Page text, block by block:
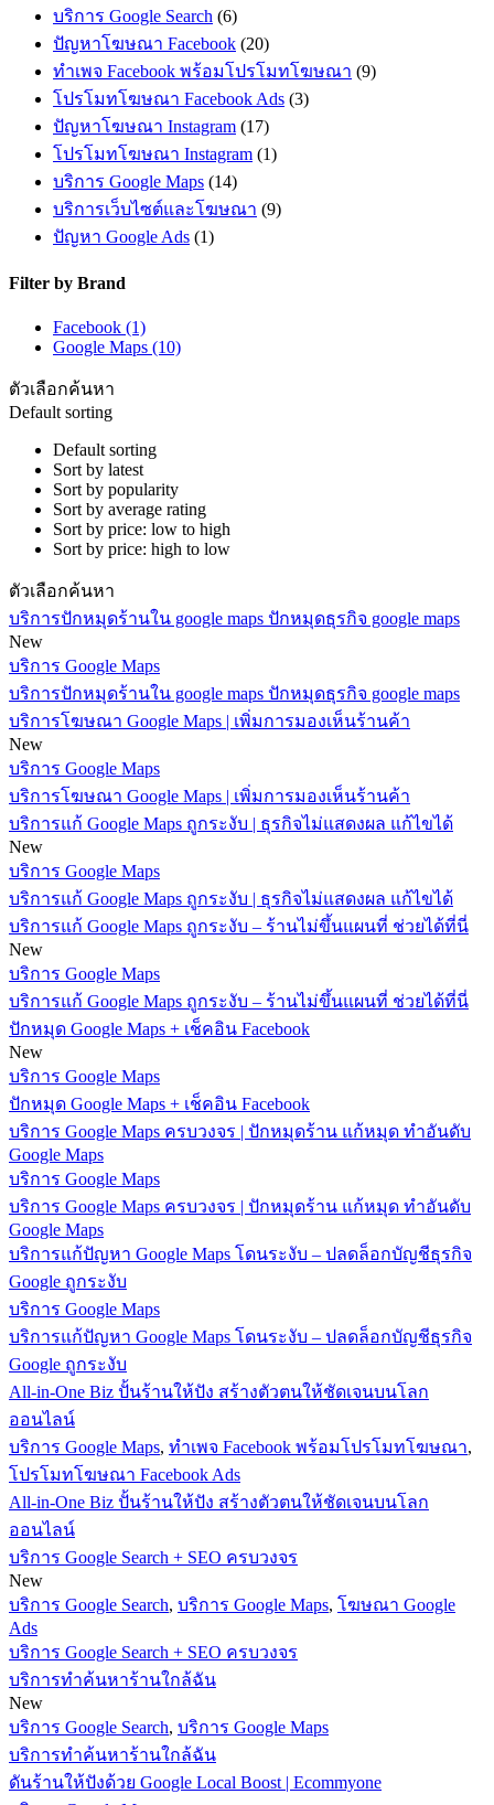
บริการ Google Search (6)
ปัญหาโฆษณา Facebook (20)
ทำเพจ Facebook พร้อมโปรโมทโฆษณา (9)
โปรโมทโฆษณา Facebook Ads (3)
ปัญหาโฆษณา Instagram (17)
โปรโมทโฆษณา Instagram (1)
บริการ Google Maps (14)
บริการเว็บไซต์และโฆษณา (9)
ปัญหา Google Ads (1)
Filter by Brand
Facebook (1)
Google Maps (10)
ตัวเลือกค้นหา
Default sorting
Default sorting
Sort by latest
Sort by popularity
Sort by average rating
Sort by price: low to high
Sort by price: high to low
ตัวเลือกค้นหา
บริการปักหมุดร้านใน google maps ปักหมุดธุรกิจ google maps
New
บริการ Google Maps
บริการปักหมุดร้านใน google maps ปักหมุดธุรกิจ google maps
บริการโฆษณา Google Maps | เพิ่มการมองเห็นร้านค้า
New
บริการ Google Maps
บริการโฆษณา Google Maps | เพิ่มการมองเห็นร้านค้า
บริการแก้ Google Maps ถูกระงับ | ธุรกิจไม่แสดงผล แก้ไขได้
New
บริการ Google Maps
บริการแก้ Google Maps ถูกระงับ | ธุรกิจไม่แสดงผล แก้ไขได้
บริการแก้ Google Maps ถูกระงับ – ร้านไม่ขึ้นแผนที่ ช่วยได้ที่นี่
New
บริการ Google Maps
บริการแก้ Google Maps ถูกระงับ – ร้านไม่ขึ้นแผนที่ ช่วยได้ที่นี่
ปักหมุด Google Maps + เช็คอิน Facebook
New
บริการ Google Maps
ปักหมุด Google Maps + เช็คอิน Facebook
บริการ Google Maps ครบวงจร | ปักหมุดร้าน แก้หมุด ทำอันดับ
Google Maps
บริการ Google Maps
บริการ Google Maps ครบวงจร | ปักหมุดร้าน แก้หมุด ทำอันดับ
Google Maps
บริการแก้ปัญหา Google Maps โดนระงับ – ปลดล็อกบัญชีธุรกิจ
Google ถูกระงับ
บริการ Google Maps
บริการแก้ปัญหา Google Maps โดนระงับ – ปลดล็อกบัญชีธุรกิจ
Google ถูกระงับ
All-in-One Biz ปั้นร้านให้ปัง สร้างตัวตนให้ชัดเจนบนโลก
ออนไลน์
บริการ Google Maps, ทำเพจ Facebook พร้อมโปรโมทโฆษณา,
โปรโมทโฆษณา Facebook Ads
All-in-One Biz ปั้นร้านให้ปัง สร้างตัวตนให้ชัดเจนบนโลก
ออนไลน์
บริการ Google Search + SEO ครบวงจร
New
บริการ Google Search, บริการ Google Maps, โฆษณา Google
Ads
บริการ Google Search + SEO ครบวงจร
บริการทำค้นหาร้านใกล้ฉัน
New
บริการ Google Search, บริการ Google Maps
บริการทำค้นหาร้านใกล้ฉัน
ดันร้านให้ปังด้วย Google Local Boost | Ecommyone